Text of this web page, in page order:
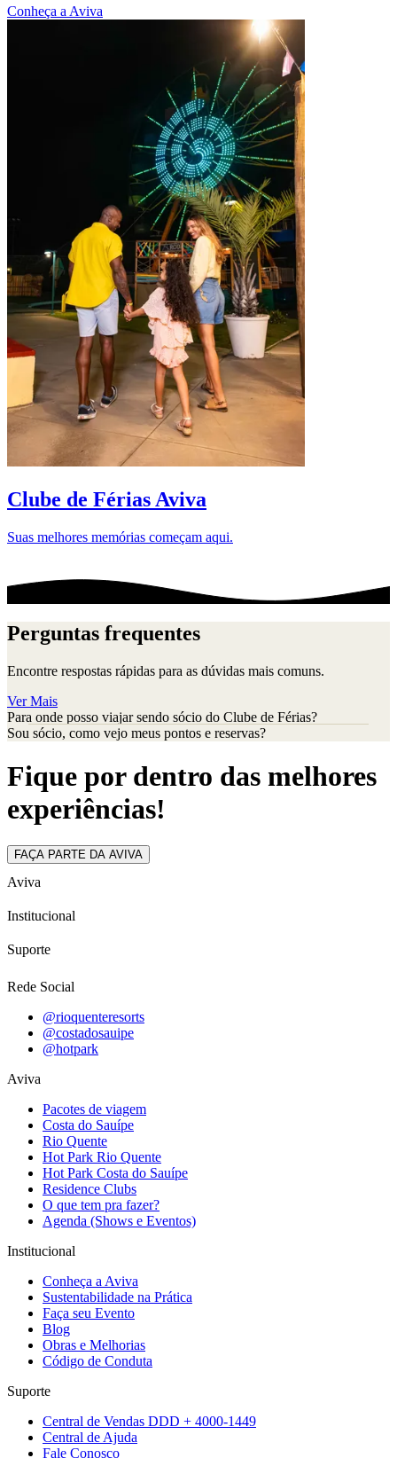
Conheça a Aviva
Clube de Férias Aviva
Suas melhores memórias começam aqui.
Perguntas frequentes
Encontre respostas rápidas para as dúvidas mais comuns.
Ver Mais
Para onde posso viajar sendo sócio do Clube de Férias?
Sou sócio, como vejo meus pontos e reservas?
Fique por dentro das melhores
experiências!
FAÇA PARTE DA AVIVA
Aviva
Institucional
Suporte
Rede Social
@rioquenteresorts
@costadosauipe
@hotpark
Aviva
Pacotes de viagem
Costa do Sauípe
Rio Quente
Hot Park Rio Quente
Hot Park Costa do Sauípe
Residence Clubs
O que tem pra fazer?
Agenda (Shows e Eventos)
Institucional
Conheça a Aviva
Sustentabilidade na Prática
Faça seu Evento
Blog
Obras e Melhorias
Código de Conduta
Suporte
Central de Vendas DDD + 4000-1449
Central de Ajuda
Fale Conosco